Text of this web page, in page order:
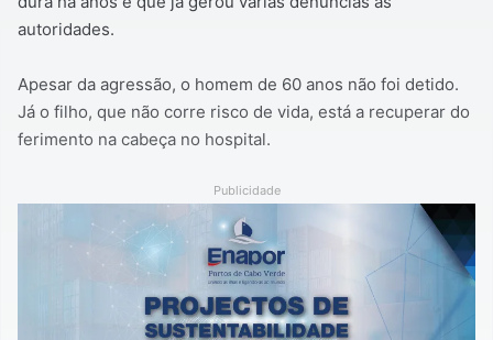
autoridades.
Apesar da agressão, o homem de 60 anos não foi detido.
Já o filho, que não corre risco de vida, está a recuperar do
ferimento na cabeça no hospital.
Publicidade